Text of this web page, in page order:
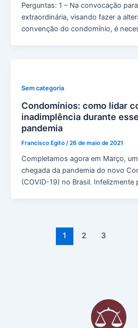
Perguntas: 1 – Na convocação
extraordinária, visando fazer a
convenção do condomínio, é
Sem categoria
Condomínios: como lidar
inadimplência durante
pandemia
Francisco Egito /26 de maio de 2021
Completamos agora em Março,
chegada da pandemia do novo
(COVID-19) no Brasil. Infelizmente
1 2 3